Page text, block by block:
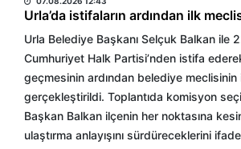
Urla’da istifaların ardından ilk
Urla Belediye Başkanı Selçuk Balkan ile
Cumhuriyet Halk Partisi’nden istifa
geçmesinin ardından belediye meclisinin
gerçekleştirildi. Toplantıda komisyon
Başkan Balkan ilçenin her noktasına
ulaştırma anlayışını sürdüreceklerini